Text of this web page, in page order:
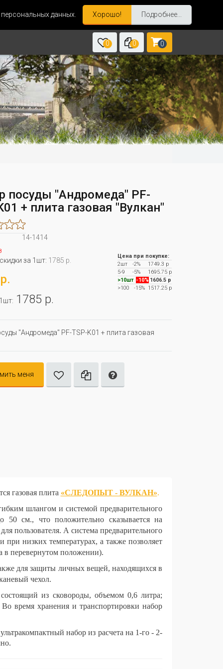
данных. Хорошо! Подробнее...
0 0 0
посуды "Андромеда" PF-
+ плита газовая "Вулкан"
14-1414
за 1шт: 1785 р.
1785 р.
Цена при покупке:
2шт
-2%
1749.3 р
5-9
-5%
1695.75 р
>10шт -10% 1606.5 р
>100
-15%1517.25 р
"Андромеда" PF-TSP-K01 + плита газовая
меня
газовая плита «СЛЕДОПЫТ - ВУЛКАН».
шлангом и системой предварительного
50 см., что положительно сказывается на
пользователя. А система предварительного
при низких температурах, а также позволяет
в перевернутом положении).
для защиты личных вещей, находящихся в
чехол.
из сковороды, объемом 0,6 литра;
Во время хранения и транспортировки набор
набор из расчета на 1-го - 2-